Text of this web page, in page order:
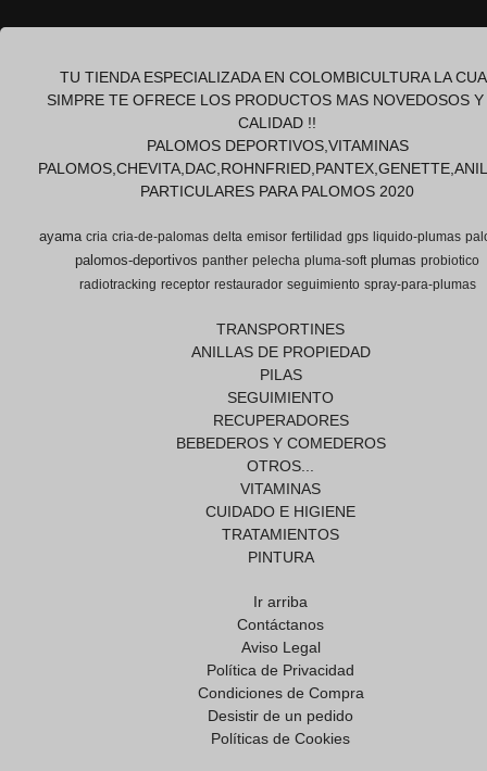
TU TIENDA ESPECIALIZADA EN COLOMBICULTURA LA
SIMPRE TE OFRECE LOS PRODUCTOS MAS NOVEDOSOS Y
CALIDAD !!
PALOMOS DEPORTIVOS,VITAMINAS
PARTICULARES PARA PALOMOS 2020
ayama cria cria-de-palomas delta emisor fertilidad gps liquido-plumas
palomos-deportivos panther pelecha pluma-soft plumas probiotico
radiotracking receptor restaurador seguimiento spray-para-plumas
TRANSPORTINES
ANILLAS DE PROPIEDAD
PILAS
SEGUIMIENTO
RECUPERADORES
BEBEDEROS Y COMEDEROS
OTROS...
VITAMINAS
CUIDADO E HIGIENE
TRATAMIENTOS
PINTURA
Ir arriba
Contáctanos
Aviso Legal
Política de Privacidad
Condiciones de Compra
Desistir de un pedido
Políticas de Cookies